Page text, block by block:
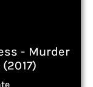
- Murder